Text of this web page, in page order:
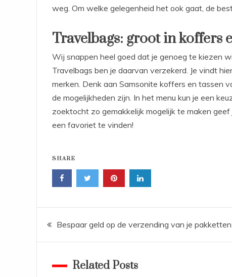
weg. Om welke gelegenheid het ook gaat, de
Travelbags: groot in koffers
Wij snappen heel goed dat je genoeg te kiezen
Travelbags ben je daarvan verzekerd. Je vindt
merken. Denk aan Samsonite koffers en tassen
de mogelijkheden zijn. In het menu kun je een
zoektocht zo gemakkelijk mogelijk te maken
een favoriet te vinden!
SHARE
Bericht
navigatie
Bespaar geld op de verzending van je pakketten
Related Posts